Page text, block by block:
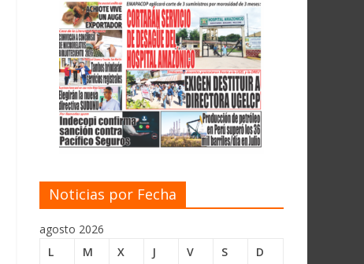
Noticias por Fecha
agosto 2026
L
M X J V S
D